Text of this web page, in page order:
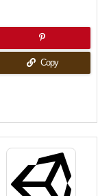
Copy